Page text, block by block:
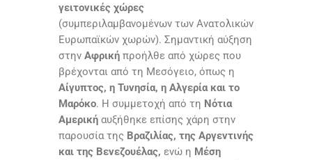
γειτονικές χώρες
(συμπεριλαμβανομένων των Ανατολικών
Ευρωπαϊκών χωρών). Σημαντική αύξηση
στην Αφρική προήλθε από χώρες που
βρέχονται από τη Μεσόγειο, όπως η
Αίγυπτος, η Τυνησία, η Αλγερία και το
Μαρόκο. Η συμμετοχή από τη Νότια
Αμερική αυξήθηκε επίσης χάρη στην
παρουσία της Βραζιλίας, της Αργεντινής
και της Βενεζουέλας, ενώ η Μέση